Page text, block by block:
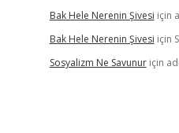
Bak Hele Nerenin Şivesi için
Bak Hele Nerenin Şivesi için
Sosyalizm Ne Savunuriçin